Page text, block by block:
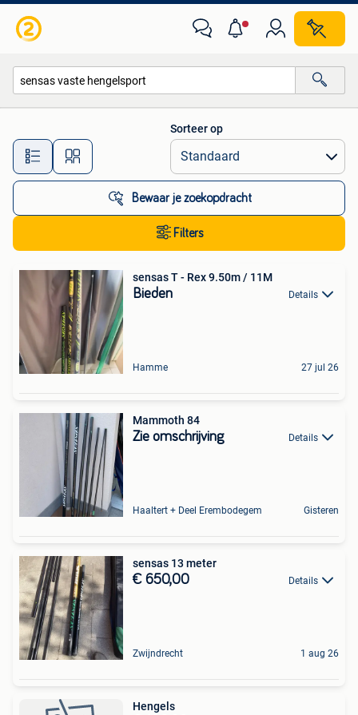
Alle afstanden…
Sorteer op
Bewaar je zoekopdracht
Filters
sensas T - Rex 9.50m / 11M
Bieden Details
Hamme 27 jul 26
Mammoth 84
Zie omschrijving Details
Haaltert + Deel Erembodegem Gisteren
sensas 13 meter
€ 650,00 Details
Zwijndrecht 1 aug 26
Hengels